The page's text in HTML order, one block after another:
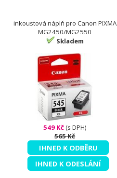
inkoustová náplň pro Canon PIXMA
MG2450/MG2550
Skladem
549 Kč(s DPH)
565 Kč
IHNED K ODBĚRU
IHNED K ODESLÁNÍ